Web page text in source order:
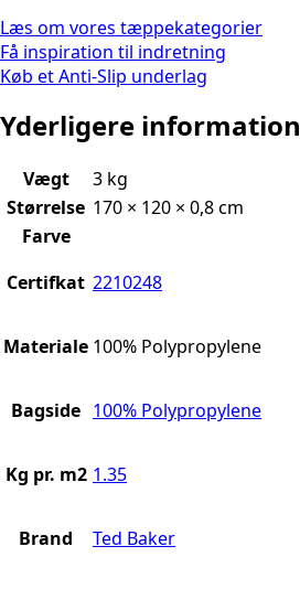
Læs om vores tæppekategorier
Få inspiration til indretning
Køb et Anti-Slip underlag
Yderligere information
Vægt
3 kg
Størrelse 170 × 120 × 0,8 cm
Farve
Certifkat 2210248
Materiale 100% Polypropylene
Bagside 100% Polypropylene
Kg pr. m2 1.35
Brand Ted Baker